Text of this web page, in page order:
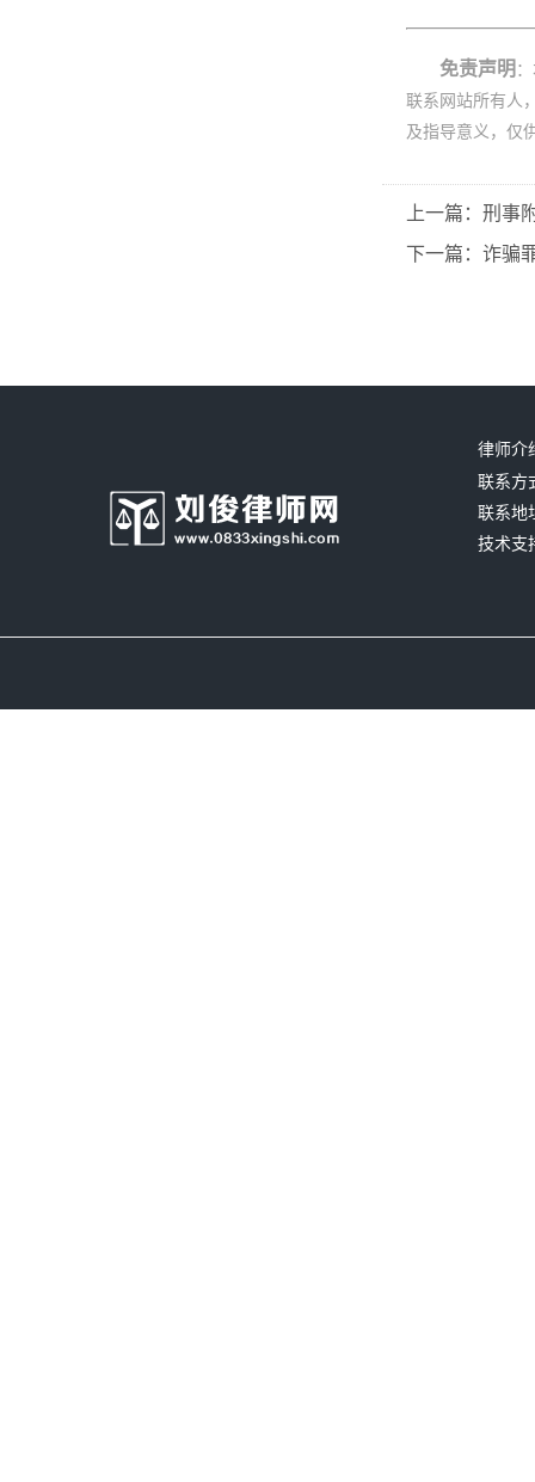
免责声明
联系网站所有人
及指导意义，仅
上一篇：刑事
下一篇：诈骗
律师介
联系方
联系地
技术支